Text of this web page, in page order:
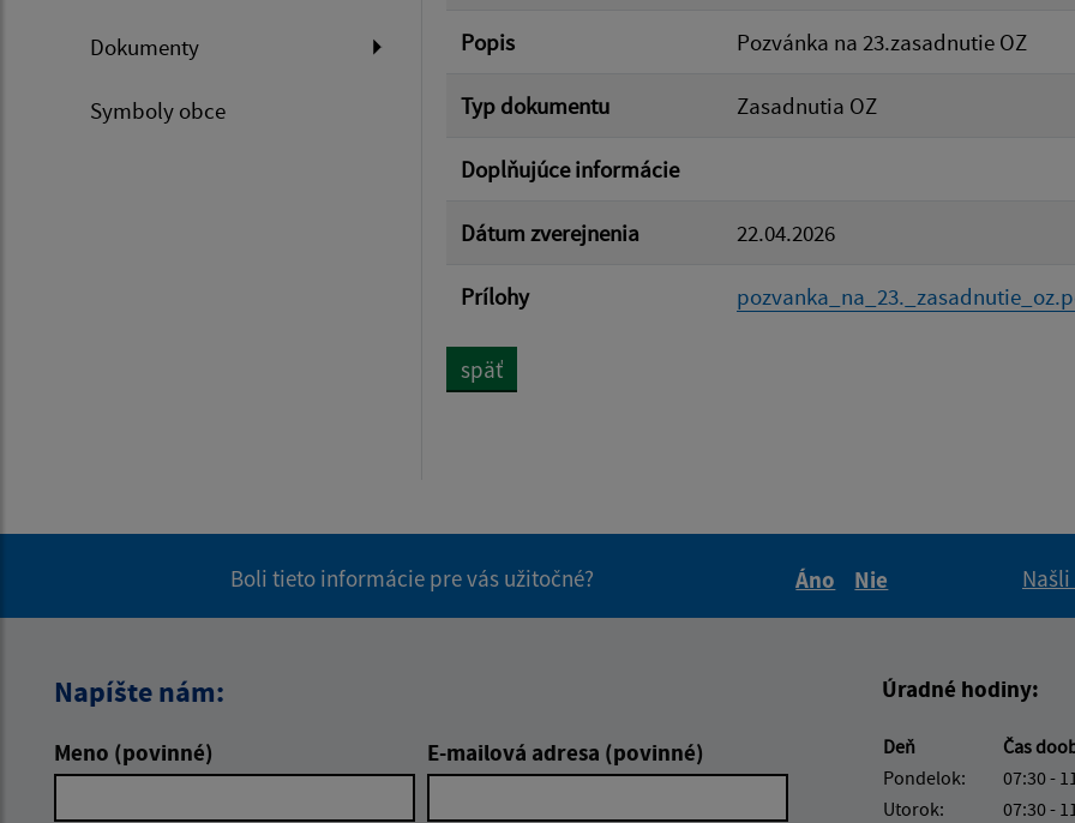
Dokumenty
Symboly obce
Popis Pozvánka na 23.zasadnutie OZ
Typ dokumentu Zasadnutia OZ
Doplňujúce informácie
Dátum zverejnenia 22.04.2026
Prílohy
späť
Boli tieto informácie pre vás užitočné?
Áno
Nie
Napíšte nám:
Meno (povinné) E-mailová adresa (povinné)
Úradné hodiny:
Deň Čas
Pondelok:
07:30 -
Utorok:
07:30 -